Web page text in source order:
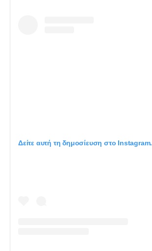
Δείτε αυτή τη δημοσίευση στο Instagram.